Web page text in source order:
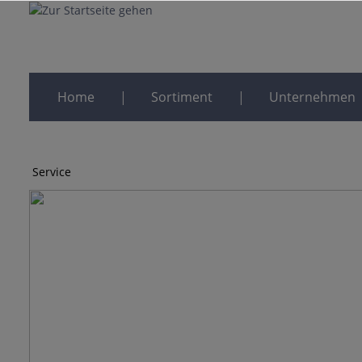
Home Sortiment Unternehmen
Service